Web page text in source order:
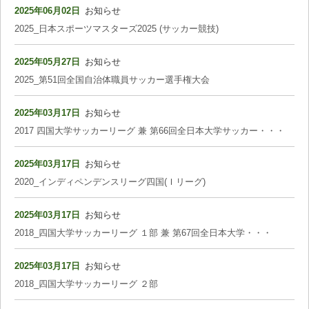
2025年06月02日 お知らせ
2025_日本スポーツマスターズ2025 (サッカー競技)
2025年05月27日 お知らせ
2025_第51回全国自治体職員サッカー選手権大会
2025年03月17日 お知らせ
2017 四国大学サッカーリーグ 兼 第66回全日本大学サッカー・・・
2025年03月17日 お知らせ
2020_インディペンデンスリーグ四国(Ｉリーグ)
2025年03月17日 お知らせ
2018_四国大学サッカーリーグ １部 兼 第67回全日本大学・・・
2025年03月17日 お知らせ
2018_四国大学サッカーリーグ ２部